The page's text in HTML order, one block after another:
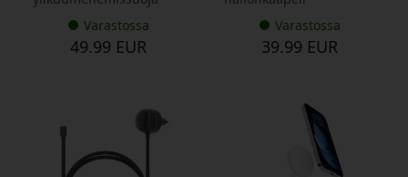
Varastossa
49.99 EUR
Varastossa
39.99 EUR